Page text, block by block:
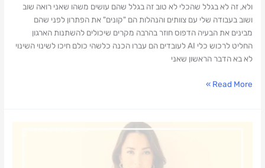
ולא, זה לא בגלל שהכלי לא טוב זה בגלל שהם עושים משהו שאני רואה שוב
ושוב בעבודה שלי עם צוותים והנהלות הם "קונים" את הפתרון לפני שהם
מבינים את הבעיה הדפוס חוזר בהרבה מקרים שיכולים להשתנות הארגון
החליט לרכוש כלי AI לעובדים הם עברו הכנה כלשהי כולם חיכו לשינוי השינוי
לא בא הדבר הראשון שאני
Read More »